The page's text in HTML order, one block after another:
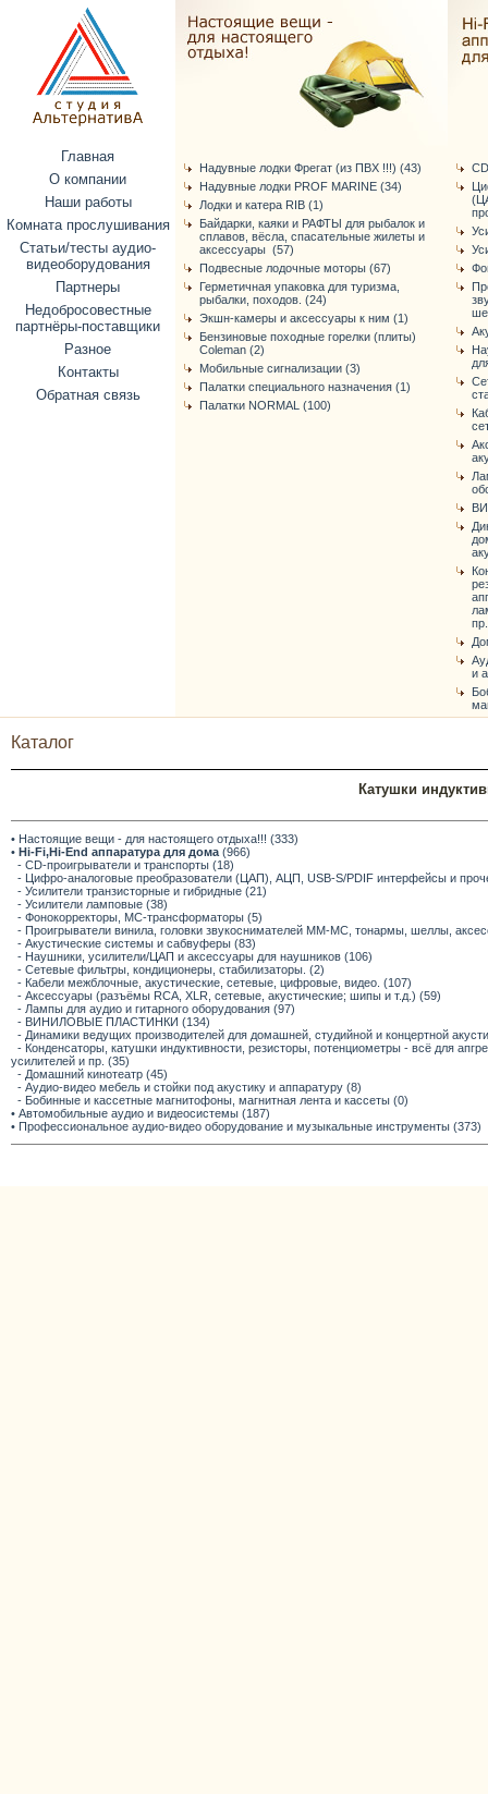
Главная
О компании
Наши работы
Комната прослушивания
Статьи/тесты аудио-
видеоборудования
Партнеры
Недобросовестные
партнёры-поставщики
Разное
Контакты
Обратная связь
Надувные лодки Фрегат (из ПВХ !!!) (43)
Надувные лодки PROF MARINE (34)
Лодки и катера RIB (1)
Байдарки, каяки и РАФТЫ для рыбалок и
сплавов, вёсла, спасательные жилеты и
аксессуары (57)
Подвесные лодочные моторы (67)
Герметичная упаковка для туризма,
рыбалки, походов. (24)
Экшн-камеры и аксессуары к ним (1)
Бензиновые походные горелки (плиты)
Coleman (2)
Мобильные сигнализации (3)
Палатки специального назначения (1)
Палатки NORMAL (100)
и
Каталог
Катушки
• Настоящие вещи - для настоящего отдыха!!! (333)
• Hi-Fi,Hi-End аппаратура для дома (966)
- CD-проигрыватели и транспорты (18)
- Цифро-аналоговые преобразователи (ЦАП), АЦП, USB-S/PDIF интерфейсы и
- Усилители транзисторные и гибридные (21)
- Усилители ламповые (38)
- Фонокорректоры, МС-трансформаторы (5)
- Проигрыватели винила, головки звукоснимателей ММ-МС, тонармы, шеллы,
- Акустические системы и сабвуферы (83)
- Наушники, усилители/ЦАП и аксессуары для наушников (106)
- Сетевые фильтры, кондиционеры, стабилизаторы. (2)
- Кабели межблочные, акустические, сетевые, цифровые, видео. (107)
- Аксессуары (разъёмы RCA, XLR, сетевые, акустические; шипы и т.д.) (59)
- Лампы для аудио и гитарного оборудования (97)
- ВИНИЛОВЫЕ ПЛАСТИНКИ (134)
- Динамики ведущих производителей для домашней, студийной и концертной
- Конденсаторы, катушки индуктивности, резисторы, потенциометры - всё для
усилителей и пр. (35)
- Домашний кинотеатр (45)
- Аудио-видео мебель и стойки под акустику и аппаратуру (8)
- Бобинные и кассетные магнитофоны, магнитная лента и кассеты (0)
• Автомобильные аудио и видеосистемы (187)
• Профессиональное аудио-видео оборудование и музыкальные инструменты (373)